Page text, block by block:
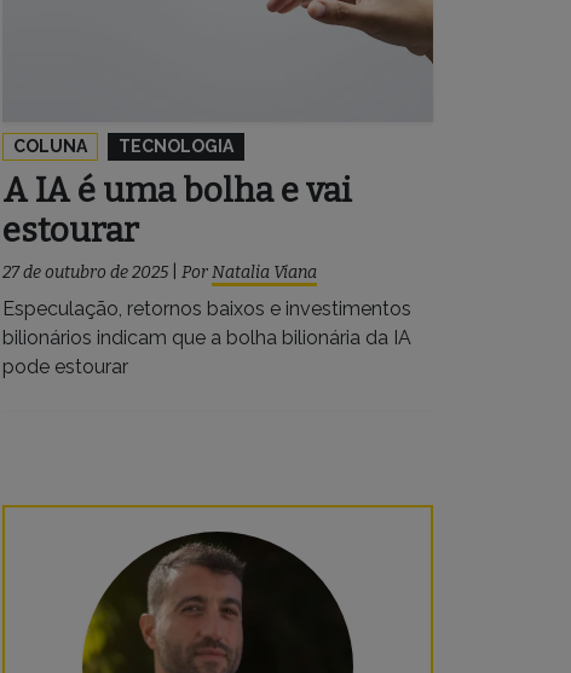
COLUNA TECNOLOGIA
A IA é uma bolha e vai
estourar
27 de outubro de 2025 PorNatalia Viana
Especulação, retornos baixos e investimentos
bilionários indicam que a bolha bilionária da IA
pode estourar